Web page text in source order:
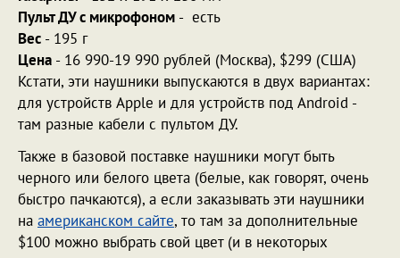
Пульт ДУ с микрофоном - есть
Вес - 195 г
Цена - 16 990-19 990 рублей (Москва), $299 (США)
Кстати, эти наушники выпускаются в двух вариантах:
для устройств Apple и для устройств под Android -
там разные кабели с пультом ДУ.
Также в базовой поставке наушники могут быть
черного или белого цвета (белые, как говорят, очень
быстро пачкаются), а если заказывать эти наушники
на американском сайте, то там за дополнительные
$100 можно выбрать свой цвет (и в некоторых